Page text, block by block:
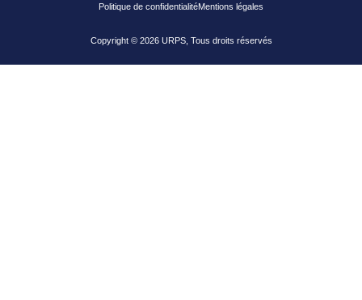
Politique de confidentialitéMentions légales
Copyright © 2026 URPS, Tous droits réservés